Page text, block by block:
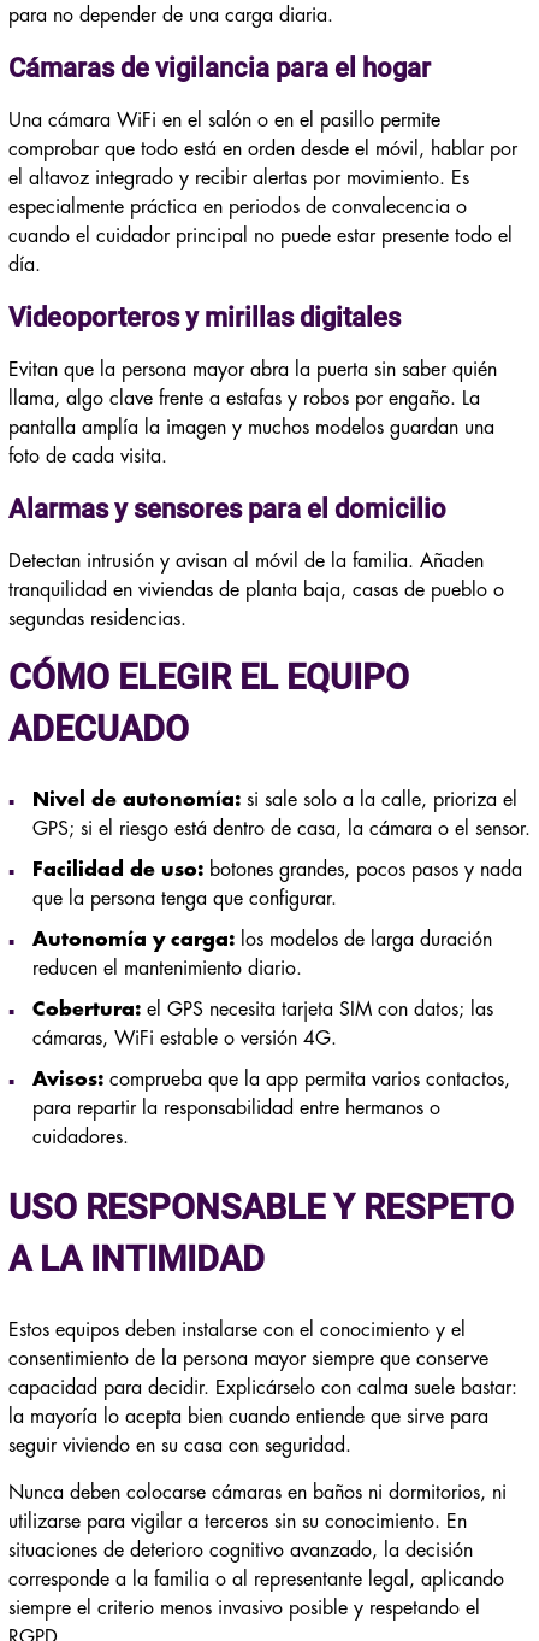
para no depender de una carga diaria.
Cámaras de vigilancia para el hogar
Una cámara WiFi en el salón o en el pasillo permite
comprobar que todo está en orden desde el móvil, hablar por
el altavoz integrado y recibir alertas por movimiento. Es
especialmente práctica en periodos de convalecencia o
cuando el cuidador principal no puede estar presente todo el
día.
Videoporteros y mirillas digitales
Evitan que la persona mayor abra la puerta sin saber quién
llama, algo clave frente a estafas y robos por engaño. La
pantalla amplía la imagen y muchos modelos guardan una
foto de cada visita.
Alarmas y sensores para el domicilio
Detectan intrusión y avisan al móvil de la familia. Añaden
tranquilidad en viviendas de planta baja, casas de pueblo o
segundas residencias.
CÓMO ELEGIR EL EQUIPO
ADECUADO
Nivel de autonomía:si sale solo a la calle, prioriza el
GPS; si el riesgo está dentro de casa, la cámara o el sensor.
Facilidad de uso:botones grandes, pocos pasos y nada
que la persona tenga que configurar.
Autonomía y carga:los modelos de larga duración
reducen el mantenimiento diario.
Cobertura:el GPS necesita tarjeta SIM con datos; las
cámaras, WiFi estable o versión 4G.
Avisos:comprueba que la app permita varios contactos,
para repartir la responsabilidad entre hermanos o
cuidadores.
USO RESPONSABLE Y RESPETO
A LA INTIMIDAD
Estos equipos deben instalarse con el conocimiento y el
consentimiento de la persona mayor siempre que conserve
capacidad para decidir. Explicárselo con calma suele bastar:
la mayoría lo acepta bien cuando entiende que sirve para
seguir viviendo en su casa con seguridad.
Nunca deben colocarse cámaras en baños ni dormitorios, ni
utilizarse para vigilar a terceros sin su conocimiento. En
situaciones de deterioro cognitivo avanzado, la decisión
corresponde a la familia o al representante legal, aplicando
siempre el criterio menos invasivo posible y respetando el